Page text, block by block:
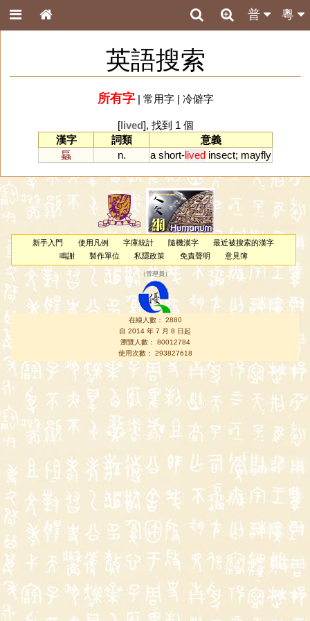
粵
普
英語搜索
所有字| 常用字| 冷僻字
[lived], 找到 1 個
漢字
詞類
意義
螶
n. a short-lived insect; mayfly
新手入門 使用凡例 字庫統計 隨機漢字
最近被搜索的漢字
鳴謝
製作單位 私隱政策 免責聲明 意見簿
（管理員 ）
在線人數： 2880
自 2014 年 7 月 8 日起
瀏覽人數： 80012784
使用次數： 293827618